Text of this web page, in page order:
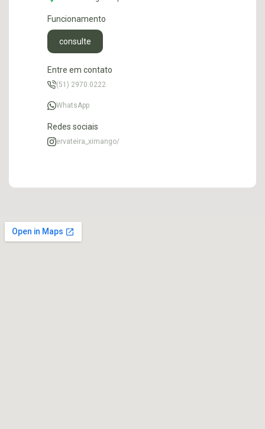
Funcionamento
consulte
Entre em contato
(51) 2970.0222
WhatsApp
Redes sociais
ervateira_ximango/